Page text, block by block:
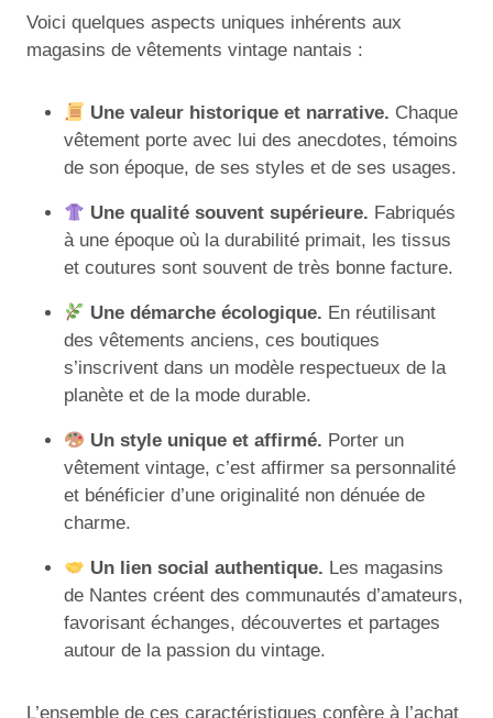
Voici quelques aspects uniques inhérents aux
magasins de vêtements vintage nantais :
Une valeur historique et narrative. Chaque
vêtement porte avec lui des anecdotes, témoins
de son époque, de ses styles et de ses usages.
Une qualité souvent supérieure. Fabriqués
à une époque où la durabilité primait, les tissus
et coutures sont souvent de très bonne facture.
Une démarche écologique. En réutilisant
des vêtements anciens, ces boutiques
s’inscrivent dans un modèle respectueux de la
planète et de la mode durable.
Un style unique et affirmé. Porter un
vêtement vintage, c’est affirmer sa personnalité
et bénéficier d’une originalité non dénuée de
charme.
Un lien social authentique. Les magasins
de Nantes créent des communautés d’amateurs,
favorisant échanges, découvertes et partages
autour de la passion du vintage.
L’ensemble de ces caractéristiques confère à l’achat